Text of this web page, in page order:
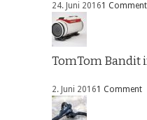
24. Juni 20161 Comment
TomTom Bandit
2. Juni 20161 Comment